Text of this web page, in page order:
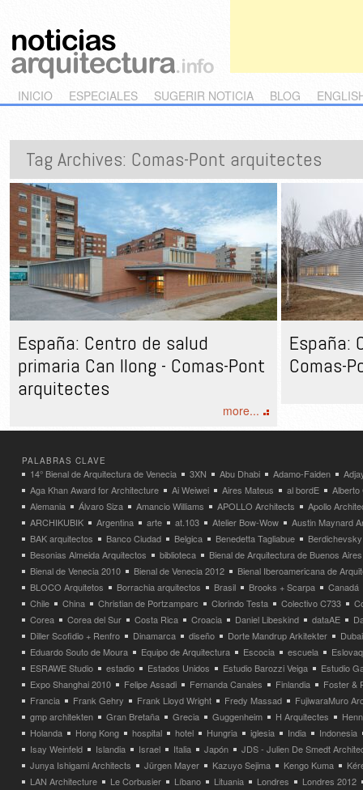
Main menu
Skip to primary content
Skip to secondary content
INICIO ESPECIALES SUGERIR NOTICIA BLOG
Tag Archives: Comas-Pont arquitectes
España: Centro de salud
primaria Can llong - Comas-Pont
arquitectes
more...
España:
Comas-
PALABRAS CLAVE
14° Bienal de Arquitectura de Venecia 3XN Abu Dhabi Adamo-Faiden
Aga Khan Award for Architecture
Ai Weiwei Aires Mateus al bordE
Alberto
Alemania
Álvaro Siza Amancio Williams APOLLO Architects
Apollo
ARCHIKUBIK
Argentina arte at.103 Atelier Bow-Wow
Austin Maynard
BAK arquitectos
Banco Ciudad Belgica Benedetta Tagliabue
Besonias Almeida Arquitectos
biblioteca
Bienal de Arquitectura de Buenos Aires
Bienal de Venecia 2010
Bienal de Venecia 2012
Bienal Iberoamericana de
BLOCO Arquitetos
Borrachia arquitectos Brasil Brooks + Scarpa
Canadá
Chile
China Christian de Portzamparc Clorindo Testa Colectivo C733
Corea
Corea del Sur Costa Rica Croacia Daniel Libeskind dataAE
Diller Scofidio + Renfro
Dinamarca diseño Dorte Mandrup Arkitekter
Dubai
Eduardo Souto de Moura
Equipo de Arquitectura Escocia escuela
ESRAWE Studio
estadio Estados Unidos Estudio Barozzi Veiga
Estudio
Expo Shanghai 2010
Felipe Assadi Fernanda Canales Finlandia
Foster &
Francia
Frank Gehry Frank Lloyd Wright Fredy Massad
FujiwaraMuro
gmp architekten
Gran Bretaña Grecia Guggenheim H Arquitectes
Holanda
Hong Kong hospital hotel Hungria iglesia India
Indonesia
Isay Weinfeld
Islandia Israel Italia Japón
JDS - Julien De Smedt
Junya Ishigami Architects
Jürgen Mayer Kazuyo Sejima Kengo Kuma
LAN Architecture
Le Corbusier Líbano Lituania Londres
Londres 2012